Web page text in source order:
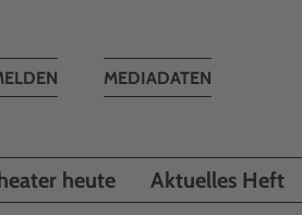
MEDIADATEN
heute Aktuelles Heft